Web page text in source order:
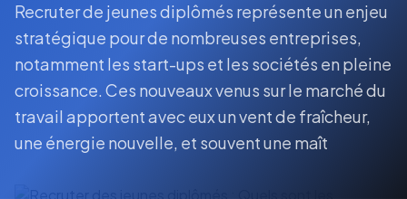
Recruter de jeunes diplômés représente un enjeu
stratégique pour de nombreuses entreprises,
notamment les start-ups et les sociétés en pleine
croissance. Ces nouveaux venus sur le marché du
travail apportent avec eux un vent de fraîcheur,
une énergie nouvelle, et souvent une maît